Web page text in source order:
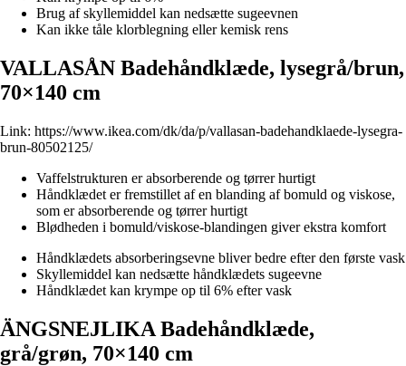
Brug af skyllemiddel kan nedsætte sugeevnen
Kan ikke tåle klorblegning eller kemisk rens
VALLASÅN Badehåndklæde, lysegrå/brun,
70×140 cm
Link: https://www.ikea.com/dk/da/p/vallasan-badehandklaede-lysegra-
brun-80502125/
Vaffelstrukturen er absorberende og tørrer hurtigt
Håndklædet er fremstillet af en blanding af bomuld og viskose,
som er absorberende og tørrer hurtigt
Blødheden i bomuld/viskose-blandingen giver ekstra komfort
Håndklædets absorberingsevne bliver bedre efter den første vask
Skyllemiddel kan nedsætte håndklædets sugeevne
Håndklædet kan krympe op til 6% efter vask
ÄNGSNEJLIKA Badehåndklæde,
grå/grøn, 70×140 cm